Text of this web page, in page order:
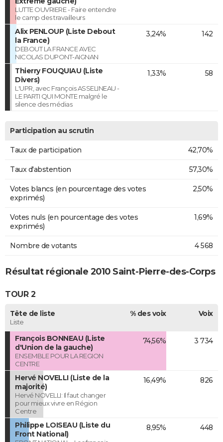
LUTTE OUVRIERE - Faire entendre
le camp des travailleurs
Alix PENLOUP (Liste Debout
la France)
DEBOUT LA FRANCE AVEC
NICOLAS DUPONT-AIGNAN
3,24% 142
Thierry FOUQUIAU (Liste
Divers)
L'UPR, avec François ASSELINEAU -
LE PARTI QUI MONTE malgré le
silence des médias
1,33% 58
Participation au scrutin
Taux de participation 42,70%
Taux d'abstention 57,30%
Votes blancs (en pourcentage des votes
exprimés)
2,50%
Votes nuls (en pourcentage des votes
exprimés)
1,69%
Nombre de votants 4 568
Résultat régionale 2010 Saint-Pierre-des-Corps
TOUR 2
Tête de liste
Liste
% des voix Voix
François BONNEAU (Liste
d'Union de la gauche)
ENSEMBLE POUR LA REGION
CENTRE
74,56% 3 734
Hervé NOVELLI (Liste de la
majorité)
Hervé NOVELLI: Il faut changer
pour mieux vivre en Région
Centre
16,49% 826
Philippe LOISEAU (Liste du
Front National)
8,95% 448